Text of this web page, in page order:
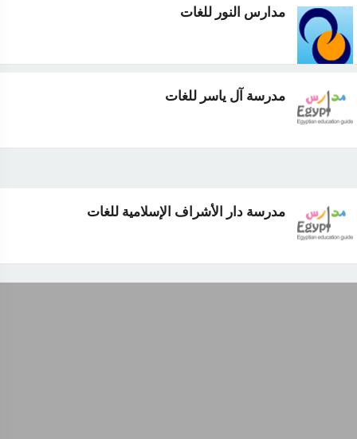
مدارس النور للغات
مدرسة آل ياسر للغات
مدرسة دار الأشراف الإسلامية للغات